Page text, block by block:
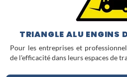
les environnements intérieurs
extérieurs, garantissant une
pour une mise en conformité
compromis.
TRIANGLE ALU ENGINS
Pour les entreprises et
de l'efficacité dans leurs espaces de